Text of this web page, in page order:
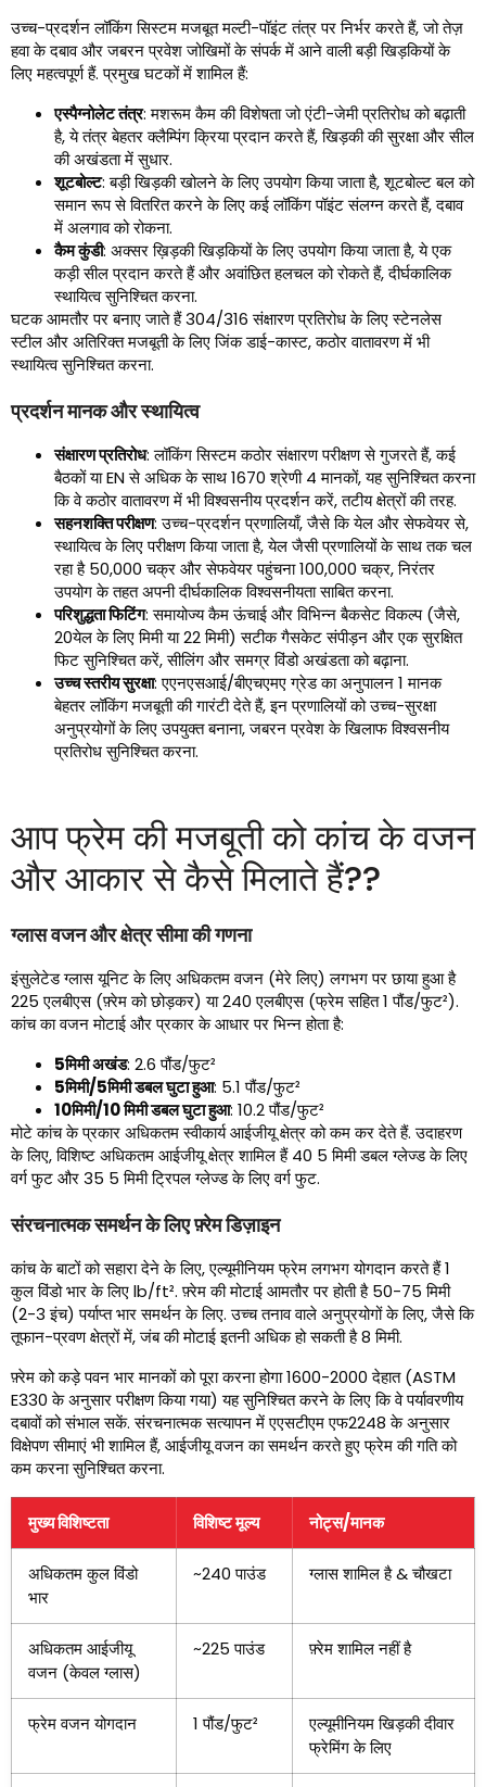
उच्च-प्रदर्शन लॉकिंग सिस्टम मजबूत मल्टी-पॉइंट तंत्र पर निर्भर करते हैं, जो तेज़
हवा के दबाव और जबरन प्रवेश जोखिमों के संपर्क में आने वाली बड़ी खिड़कियों के
लिए महत्वपूर्ण हैं. प्रमुख घटकों में शामिल हैं:
एस्पैग्नोलेट तंत्र: मशरूम कैम की विशेषता जो एंटी-जेमी प्रतिरोध को बढ़ाती
है, ये तंत्र बेहतर क्लैम्पिंग क्रिया प्रदान करते हैं, खिड़की की सुरक्षा और सील
की अखंडता में सुधार.
शूटबोल्ट: बड़ी खिड़की खोलने के लिए उपयोग किया जाता है, शूटबोल्ट बल को
समान रूप से वितरित करने के लिए कई लॉकिंग पॉइंट संलग्न करते हैं, दबाव
में अलगाव को रोकना.
कैम कुंडी: अक्सर ख़िड़की खिड़कियों के लिए उपयोग किया जाता है, ये एक
कड़ी सील प्रदान करते हैं और अवांछित हलचल को रोकते हैं, दीर्घकालिक
स्थायित्व सुनिश्चित करना.
घटक आमतौर पर बनाए जाते हैं 304/316 संक्षारण प्रतिरोध के लिए स्टेनलेस
स्टील और अतिरिक्त मजबूती के लिए जिंक डाई-कास्ट, कठोर वातावरण में भी
स्थायित्व सुनिश्चित करना.
प्रदर्शन मानक और स्थायित्व
संक्षारण प्रतिरोध: लॉकिंग सिस्टम कठोर संक्षारण परीक्षण से गुजरते हैं, कई
बैठकों या EN से अधिक के साथ 1670 श्रेणी 4 मानकों, यह सुनिश्चित करना
कि वे कठोर वातावरण में भी विश्वसनीय प्रदर्शन करें, तटीय क्षेत्रों की तरह.
सहनशक्ति परीक्षण: उच्च-प्रदर्शन प्रणालियाँ, जैसे कि येल और सेफवेयर से,
स्थायित्व के लिए परीक्षण किया जाता है, येल जैसी प्रणालियों के साथ तक चल
रहा है 50,000 चक्र और सेफवेयर पहुंचना 100,000 चक्र, निरंतर
उपयोग के तहत अपनी दीर्घकालिक विश्वसनीयता साबित करना.
परिशुद्धता फिटिंग: समायोज्य कैम ऊंचाई और विभिन्न बैकसेट विकल्प (जैसे,
20येल के लिए मिमी या 22 मिमी) सटीक गैसकेट संपीड़न और एक सुरक्षित
फिट सुनिश्चित करें, सीलिंग और समग्र विंडो अखंडता को बढ़ाना.
उच्च स्तरीय सुरक्षा: एएनएसआई/बीएचएमए ग्रेड का अनुपालन 1 मानक
बेहतर लॉकिंग मजबूती की गारंटी देते हैं, इन प्रणालियों को उच्च-सुरक्षा
अनुप्रयोगों के लिए उपयुक्त बनाना, जबरन प्रवेश के खिलाफ विश्वसनीय
प्रतिरोध सुनिश्चित करना.
आप फ्रेम की मजबूती को कांच के वजन
और आकार से कैसे मिलाते हैं??
ग्लास वजन और क्षेत्र सीमा की गणना
इंसुलेटेड ग्लास यूनिट के लिए अधिकतम वजन (मेरे लिए) लगभग पर छाया हुआ है
225 एलबीएस (फ़्रेम को छोड़कर) या 240 एलबीएस (फ्रेम सहित 1 पौंड/फुट²).
कांच का वजन मोटाई और प्रकार के आधार पर भिन्न होता है:
5मिमी अखंड: 2.6 पौंड/फुट²
5मिमी/5मिमी डबल घुटा हुआ: 5.1 पौंड/फुट²
10मिमी/10 मिमी डबल घुटा हुआ: 10.2 पौंड/फुट²
मोटे कांच के प्रकार अधिकतम स्वीकार्य आईजीयू क्षेत्र को कम कर देते हैं. उदाहरण
के लिए, विशिष्ट अधिकतम आईजीयू क्षेत्र शामिल हैं 40 5 मिमी डबल ग्लेज्ड के लिए
वर्ग फुट और 35 5 मिमी ट्रिपल ग्लेज्ड के लिए वर्ग फुट.
संरचनात्मक समर्थन के लिए फ़्रेम डिज़ाइन
कांच के बाटों को सहारा देने के लिए, एल्यूमीनियम फ्रेम लगभग योगदान करते हैं 1
कुल विंडो भार के लिए lb/ft². फ़्रेम की मोटाई आमतौर पर होती है 50-75 मिमी
(2-3 इंच) पर्याप्त भार समर्थन के लिए. उच्च तनाव वाले अनुप्रयोगों के लिए, जैसे कि
तूफान-प्रवण क्षेत्रों में, जंब की मोटाई इतनी अधिक हो सकती है 8 मिमी.
फ़्रेम को कड़े पवन भार मानकों को पूरा करना होगा 1600-2000 देहात (ASTM
E330 के अनुसार परीक्षण किया गया) यह सुनिश्चित करने के लिए कि वे पर्यावरणीय
दबावों को संभाल सकें. संरचनात्मक सत्यापन में एएसटीएम एफ2248 के अनुसार
विक्षेपण सीमाएं भी शामिल हैं, आईजीयू वजन का समर्थन करते हुए फ्रेम की गति को
कम करना सुनिश्चित करना.
मुख्य विशिष्टता विशिष्ट मूल्य नोट्स/मानक
अधिकतम कुल विंडो
भार
~240 पाउंड ग्लास शामिल है & चौखटा
अधिकतम आईजीयू
वजन (केवल ग्लास)
~225 पाउंड फ़्रेम शामिल नहीं है
फ्रेम वजन योगदान 1 पौंड/फुट²
एल्यूमीनियम खिड़की दीवार
फ्रेमिंग के लिए